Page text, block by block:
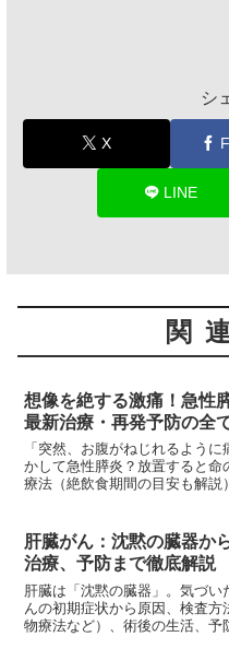
シ
X
LINE
関
想像を絶する激痛！急性
最新治療・再発予防の全
「突然、お腹がねじれるよう
かして急性膵炎？放置すると
療法（絶飲食期間の目安も解
肝臓がん：沈黙の臓器か
治療、予防まで徹底解説
肝臓は「沈黙の臓器」。気づ
んの初期症状から原因、検査
物療法など）、術後の生活、予